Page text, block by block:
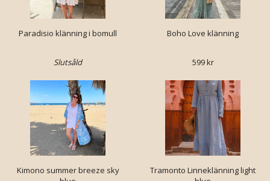
Paradisio klänning i bomull
Slutsåld
Boho Love klänning
599 kr
Kimono summer breeze sky
Tramonto Linneklänning light